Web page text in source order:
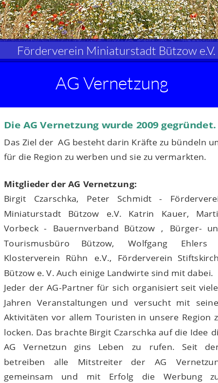
Die AG Vernetzung wurde 2009 gegründet.
Das Ziel der  AG besteht darin Kräfte zu bündeln
für die Region zu werben und sie zu vermarkten.
Mitglieder der AG Vernetzung:
Birgit
Czarschka, Peter Schmidt -
Miniaturstadt
Bützow e.V. Katrin Kauer,
Vorbeck - Bauernverband Bützow , Bürger-
Tourismusbüro
Bützow, Wolfgang
Ehlers
Klosterverein
Rühn e.V., Förderverein
Bützow e. V. Auch einige Landwirte sind mit dabei.
Jeder der AG-Partner für sich organisiert seit
Jahren Veranstaltungen und versucht mit
Aktivitäten vor allem Touristen in unsere Region
locken. Das brachte Birgit Czarschka auf die Idee
AG
Vernetzun gins Leben zu rufen. Seit
betreiben
alle Mitstreiter der AG
gemeinsam
und mit Erfolg die Werbung
AG Vernetzung
Förderverein Miniaturstadt Bützow e.V.